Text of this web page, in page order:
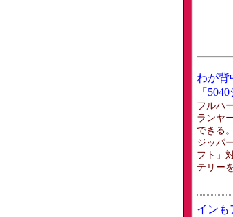
わが
「
フルハ
ランヤ
できる
ジッパ
フト」
テリー
イン